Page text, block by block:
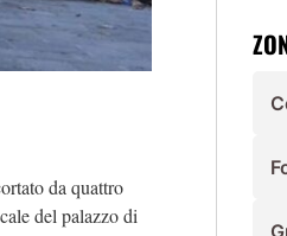
da quattro
del palazzo di